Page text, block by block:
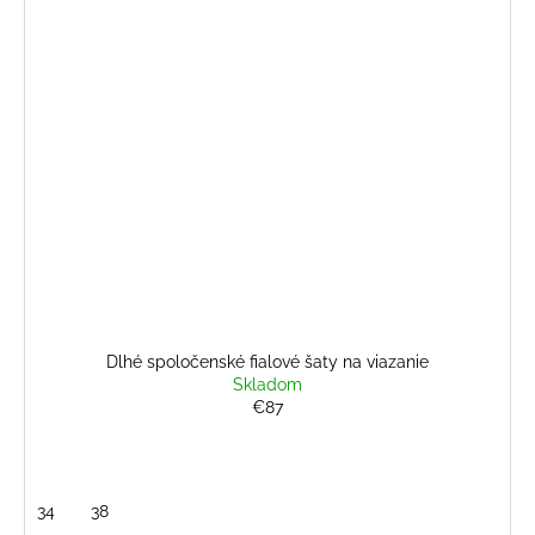
Dlhé spoločenské fialové šaty na viazanie
Skladom
€87
34 38